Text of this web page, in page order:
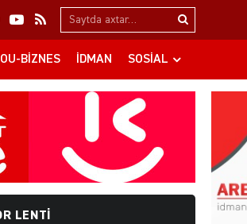
Search…
BIZNES İDMAN SOSIAL
LENTI